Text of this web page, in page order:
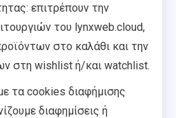
επιτρέπουν την
του lynxweb.cloud,
στο καλάθι και την
στη wishlist ή/και watchlist.
τα cookies διαφήμισης
διαφημίσεις ή